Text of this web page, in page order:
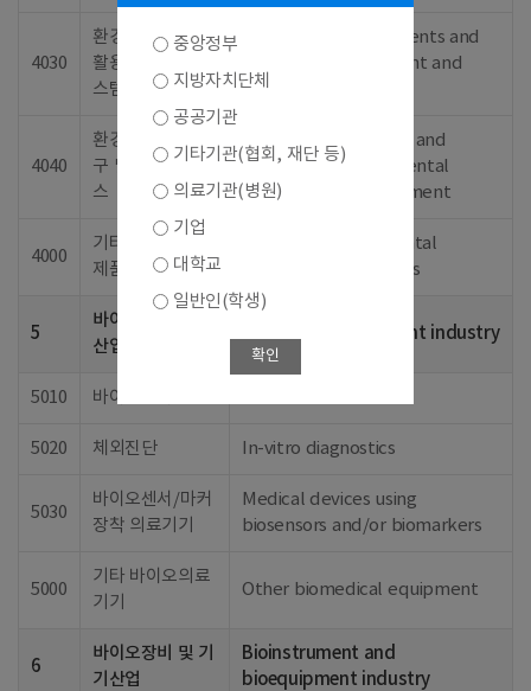
4030
환경처리, 자원재
활용 제제 및 시
스템
Bioenvironmental agents and
systems for treatment and
recycle
4040
환경오염 측정기
구 및 진단, 서비
스
Measuring apparatus and
service for environmental
pollution and assessment
4000
기타 바이오환경
제품 및 서비스
Other bioenvironmental
products and services
5
바이오의료기기
산업
Biomedical equipment industry
5010 바이오센서
5020 체외진단 In-vitro diagnostics
5030
바이오센서/마커
장착 의료기기
Medical devices using
biosensors and/or biomarkers
5000
기타 바이오의료
기기
Other biomedical equipment
6
바이오장비 및 기
기산업
Bioinstrument and
bioequipment industry
중앙정부
지방자치단체
공공기관
기타기관(협회, 재단 등)
의료기관(병원)
기업
대학교
일반인(학생)
확인